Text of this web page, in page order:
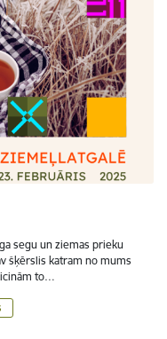
segu un ziemas prieku
šķērslis katram no mums
to…